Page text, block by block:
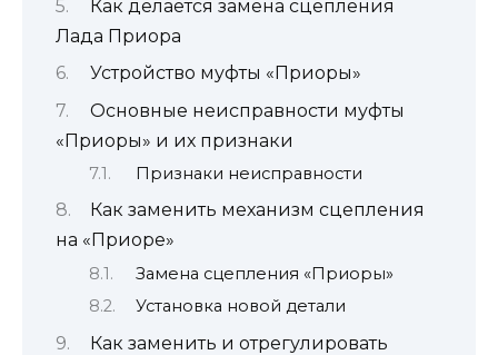
Как делается замена сцепления
Лада Приора
Устройство муфты «Приоры»
Основные неисправности муфты
«Приоры» и их признаки
Признаки неисправности
Как заменить механизм сцепления
на «Приоре»
Замена сцепления «Приоры»
Установка новой детали
Как заменить и отрегулировать